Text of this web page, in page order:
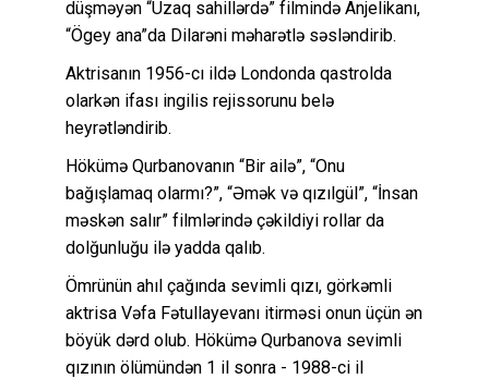
düşməyən “Uzaq sahillərdə” filmində Anjelikanı,
“Ögey ana”da Dilarəni məharətlə səsləndirib.
Aktrisanın 1956-cı ildə Londonda qastrolda
olarkən ifası ingilis rejissorunu belə
heyrətləndirib.
Hökümə Qurbanovanın “Bir ailə”, “Onu
bağışlamaq olarmı?”, “Əmək və qızılgül”, “İnsan
məskən salır” filmlərində çəkildiyi rollar da
dolğunluğu ilə yadda qalıb.
Ömrünün ahıl çağında sevimli qızı, görkəmli
aktrisa Vəfa Fətullayevanı itirməsi onun üçün ən
böyük dərd olub. Hökümə Qurbanova sevimli
qızının ölümündən 1 il sonra - 1988-ci il